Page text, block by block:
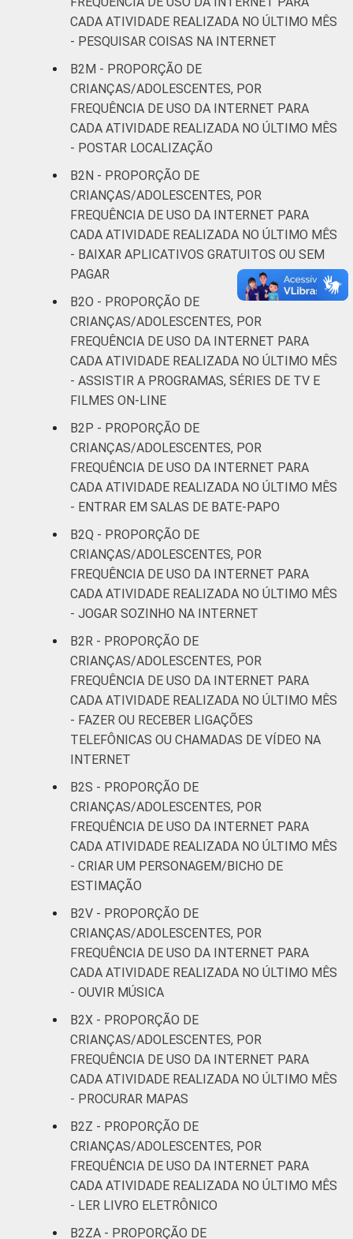
CADA ATIVIDADE REALIZADA NO ÚLTIMO MÊS
- PESQUISAR COISAS NA INTERNET
B2M - PROPORÇÃO DE
CRIANÇAS/ADOLESCENTES, POR
FREQUÊNCIA DE USO DA INTERNET PARA
CADA ATIVIDADE REALIZADA NO ÚLTIMO MÊS
- POSTAR LOCALIZAÇÃO
B2N - PROPORÇÃO DE
CRIANÇAS/ADOLESCENTES, POR
FREQUÊNCIA DE USO DA INTERNET PARA
CADA ATIVIDADE REALIZADA NO ÚLTIMO MÊS
- BAIXAR APLICATIVOS GRATUITOS OU SEM
PAGAR
B2O - PROPORÇÃO DE
CRIANÇAS/ADOLESCENTES, POR
FREQUÊNCIA DE USO DA INTERNET PARA
CADA ATIVIDADE REALIZADA NO ÚLTIMO MÊS
- ASSISTIR A PROGRAMAS, SÉRIES DE TV E
FILMES ON-LINE
B2P - PROPORÇÃO DE
CRIANÇAS/ADOLESCENTES, POR
FREQUÊNCIA DE USO DA INTERNET PARA
CADA ATIVIDADE REALIZADA NO ÚLTIMO MÊS
- ENTRAR EM SALAS DE BATE-PAPO
B2Q - PROPORÇÃO DE
CRIANÇAS/ADOLESCENTES, POR
FREQUÊNCIA DE USO DA INTERNET PARA
CADA ATIVIDADE REALIZADA NO ÚLTIMO MÊS
- JOGAR SOZINHO NA INTERNET
B2R - PROPORÇÃO DE
CRIANÇAS/ADOLESCENTES, POR
FREQUÊNCIA DE USO DA INTERNET PARA
CADA ATIVIDADE REALIZADA NO ÚLTIMO MÊS
- FAZER OU RECEBER LIGAÇÕES
TELEFÔNICAS OU CHAMADAS DE VÍDEO NA
INTERNET
B2S - PROPORÇÃO DE
CRIANÇAS/ADOLESCENTES, POR
FREQUÊNCIA DE USO DA INTERNET PARA
CADA ATIVIDADE REALIZADA NO ÚLTIMO MÊS
- CRIAR UM PERSONAGEM/BICHO DE
ESTIMAÇÃO
B2V - PROPORÇÃO DE
CRIANÇAS/ADOLESCENTES, POR
FREQUÊNCIA DE USO DA INTERNET PARA
CADA ATIVIDADE REALIZADA NO ÚLTIMO MÊS
- OUVIR MÚSICA
B2X - PROPORÇÃO DE
CRIANÇAS/ADOLESCENTES, POR
FREQUÊNCIA DE USO DA INTERNET PARA
CADA ATIVIDADE REALIZADA NO ÚLTIMO MÊS
- PROCURAR MAPAS
B2Z - PROPORÇÃO DE
CRIANÇAS/ADOLESCENTES, POR
FREQUÊNCIA DE USO DA INTERNET PARA
CADA ATIVIDADE REALIZADA NO ÚLTIMO MÊS
- LER LIVRO ELETRÔNICO
B2ZA - PROPORÇÃO DE